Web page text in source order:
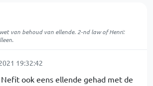
van behoud van ellende. 2-nd law of Henri:
19:32:42
ook eens ellende gehad met de